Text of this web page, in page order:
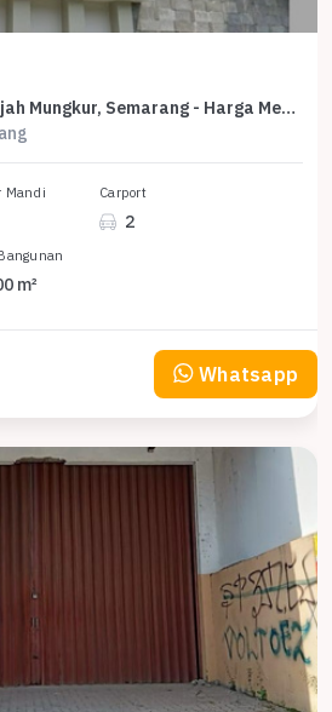
Rumah Area Luxury Gajah Mungkur, Semarang - Harga Menarik 6,5 Miliar
Mandi Carport
2
m²
Whatsapp